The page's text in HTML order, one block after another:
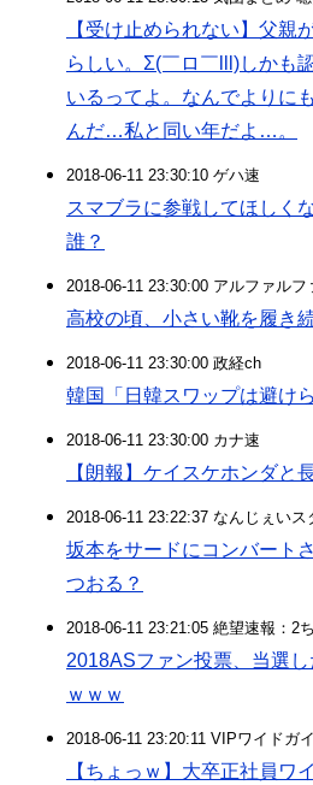
【受け止められない】父親
らしい。Σ(￣ロ￣lll)しかも
いるってよ。なんでよりに
んだ…私と同い年だよ…。
2018-06-11 23:30:10 ゲハ速
スマブラに参戦してほしく
誰？
2018-06-11 23:30:00 アルファルフ
高校の頃、小さい靴を履き
2018-06-11 23:30:00 政経ch
韓国「日韓スワップは避け
2018-06-11 23:30:00 カナ速
【朗報】ケイスケホンダと
2018-06-11 23:22:37 なんじぇい
坂本をサードにコンバート
つおる？
2018-06-11 23:21:05 絶望速報：2
2018ASファン投票、当選
ｗｗｗ
2018-06-11 23:20:11 VIPワイドガ
【ちょっｗ】大卒正社員ワ